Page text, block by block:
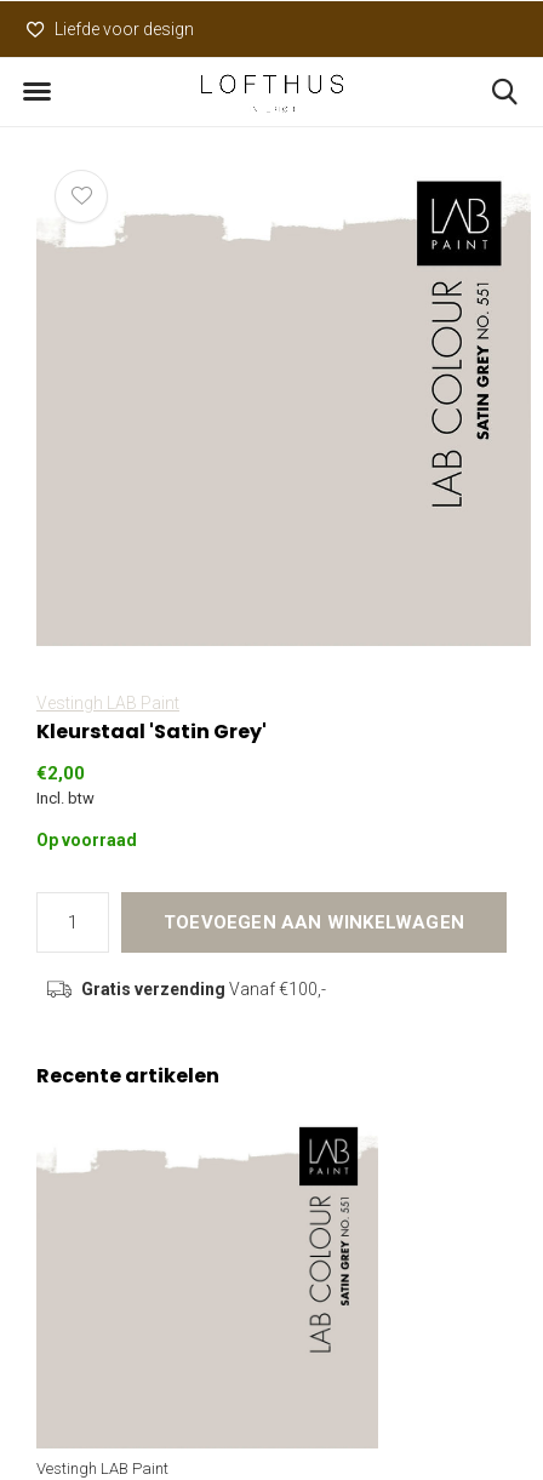
Liefde voor design
Vestingh LAB Paint
Kleurstaal 'Satin Grey'
€2,00
Incl. btw
Op voorraad
TOEVOEGEN AAN WINKELWAGEN
Gratis verzending Vanaf €100,-
Recente artikelen
Vestingh LAB Paint